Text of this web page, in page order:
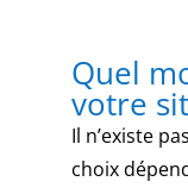
Quel
votre
Il n’existe
choix